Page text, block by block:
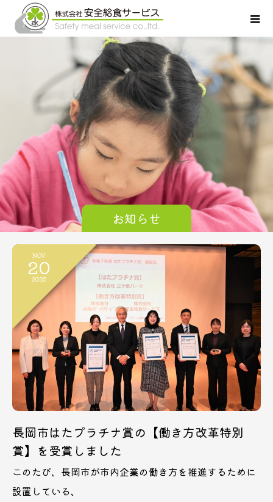
お知らせ
NOV
20
2025
長岡市はたプラチナ賞の【働き方改革特別
賞】を受賞しました
このたび、長岡市が市内企業の働き方を推進するために
設置している、